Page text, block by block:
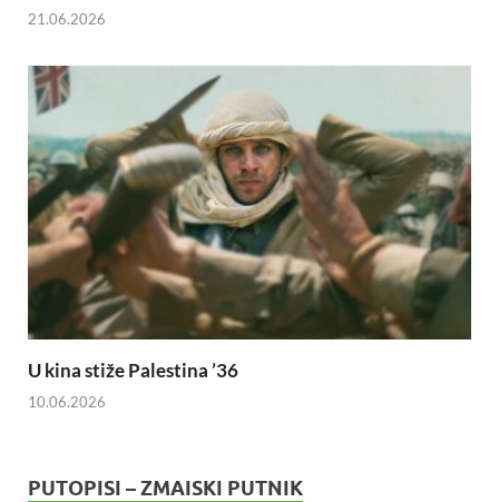
21.06.2026
U kina stiže Palestina ’36
10.06.2026
PUTOPISI – ZMAISKI PUTNIK